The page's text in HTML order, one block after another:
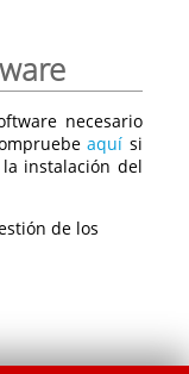
necesario
aquí si
instalación del
de los